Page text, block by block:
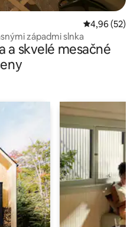
Priemerné
4,96 (52)
západmi slnka
a skvelé mesačné